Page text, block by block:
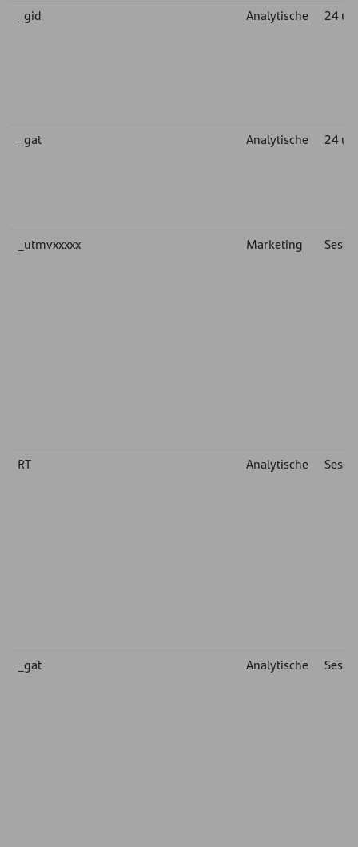
_gid Analytische 24
_gat Analytische 24
_utmvxxxxx Marketing Sessie
RT Analytische Sessie
_gat Analytische Sessie